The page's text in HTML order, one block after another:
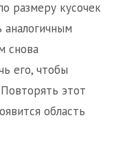
размеру кусочек
снова
его, чтобы
этот
область